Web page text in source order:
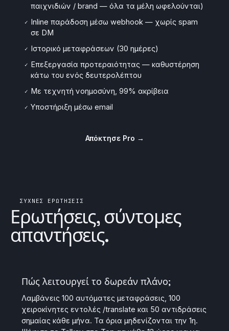
παιχνιδιών / brand — όλα τα μέλη ωφελούνται)
✓ Inline παράδοση μέσω webhook — χωρίς spam
σε DM
✓ Ιστορικό μεταφράσεων (30 ημέρες)
✓ Επεξεργασία προτεραιότητας — καθυστέρηση
κάτω του ενός δευτερολέπτου
✓ Με τεχνητή νοημοσύνη, 99% ακρίβεια
✓ Υποστήριξη μέσω email
Απόκτησε Pro →
ΣΥΧΝΈΣ ΕΡΩΤΉΣΕΙΣ
Ερωτήσεις, σύντομες
απαντήσεις.
Πώς λειτουργεί το δωρεάν πλάνο;
Λαμβάνεις 100 αυτόματες μεταφράσεις, 100
χειροκίνητες εντολές /translate και 50 αντιδράσεις
σημαίας κάθε μήνα. Τα όρια μηδενίζονται την 1η.